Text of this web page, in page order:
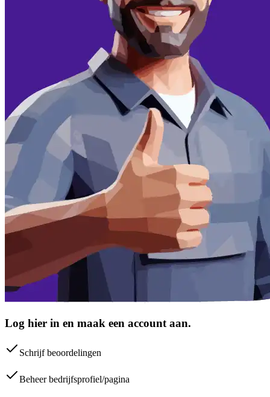
Log hier in en maak een account aan.
Schrijf beoordelingen
Beheer bedrijfsprofiel/pagina